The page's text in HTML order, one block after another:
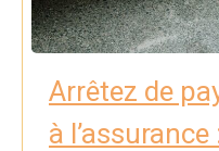
Arrêtez de
à